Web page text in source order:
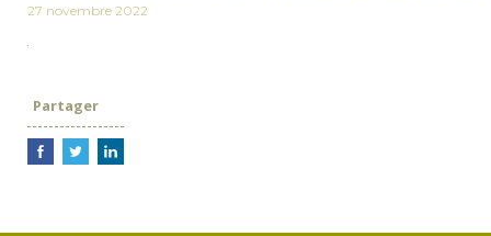
27 novembre 2022
Partager